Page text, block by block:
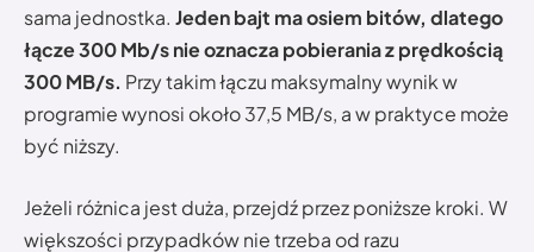
sama jednostka. Jeden bajt ma osiem bitów, dlatego
łącze 300 Mb/s nie oznacza pobierania z prędkością
300 MB/s. Przy takim łączu maksymalny wynik w
programie wynosi około 37,5 MB/s, a w praktyce może
być niższy.
Jeżeli różnica jest duża, przejdź przez poniższe kroki. W
większości przypadków nie trzeba od razu